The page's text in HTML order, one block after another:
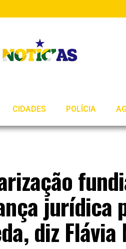
CIDADES POLÍCIA
jurídica
diz